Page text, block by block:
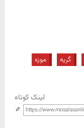
گریه
موزه
لینک کوتاه